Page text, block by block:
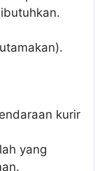
kurir
yang